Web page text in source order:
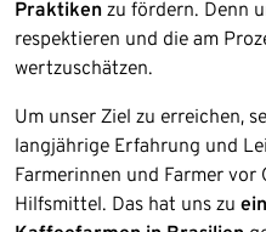
Praktiken zu fördern. Denn
respektieren und die am
wertzuschätzen.
Um unser Ziel zu erreichen,
langjährige Erfahrung und
Farmerinnen und Farmer
Hilfsmittel. Das hat uns zu